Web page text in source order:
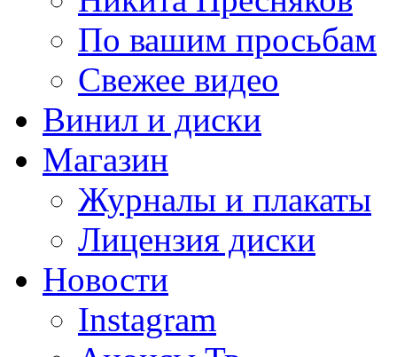
По вашим просьбам
Свежее видео
Винил и диски
Магазин
Журналы и плакаты
Лицензия диски
Новости
Instagram